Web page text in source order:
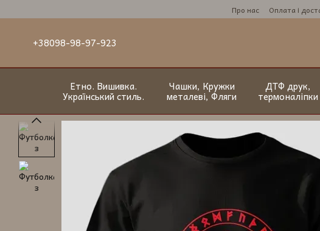
Про нас Оплата і
+38098-98-97-923
Етно. Вишивка.
Український стиль.
Чашки, Кружки
металеві, Фляги
ДТФ друк,
термоналіпки